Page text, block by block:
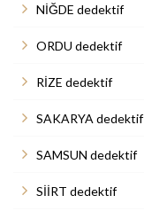
NİĞDE dedektif
ORDU dedektif
RİZE dedektif
SAKARYA dedektif
SAMSUN dedektif
SİİRT dedektif